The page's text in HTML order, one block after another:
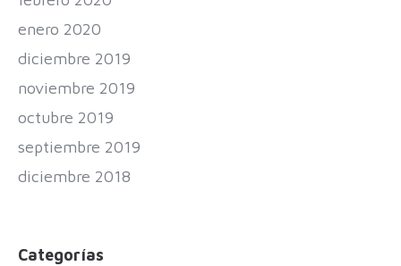
enero 2020
diciembre 2019
noviembre 2019
octubre 2019
septiembre 2019
diciembre 2018
Categorías